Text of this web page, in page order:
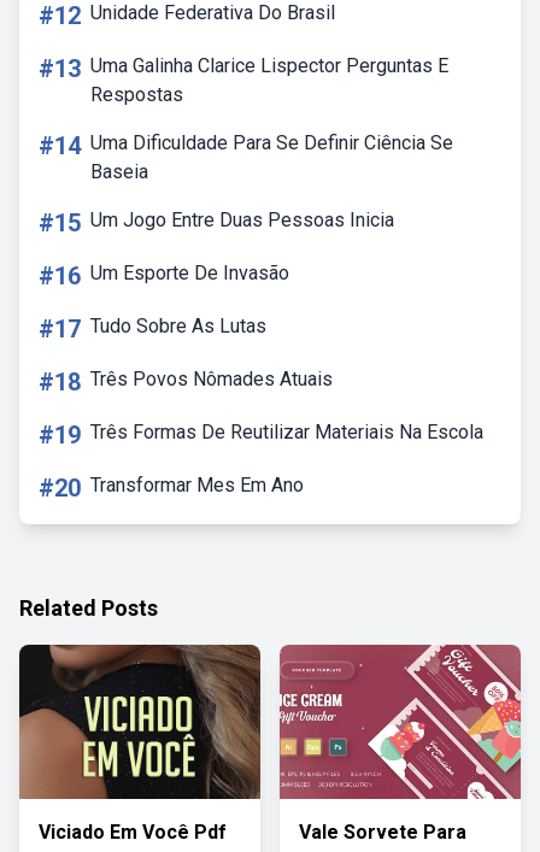
#12 Unidade Federativa Do Brasil
#13 Uma Galinha Clarice Lispector Perguntas E
Respostas
#14 Uma Dificuldade Para Se Definir Ciência Se
Baseia
#15 Um Jogo Entre Duas Pessoas Inicia
#16 Um Esporte De Invasão
#17 Tudo Sobre As Lutas
#18 Três Povos Nômades Atuais
#19 Três Formas De Reutilizar Materiais Na Escola
#20 Transformar Mes Em Ano
Related Posts
Viciado Em Você Pdf
Vale Sorvete Para